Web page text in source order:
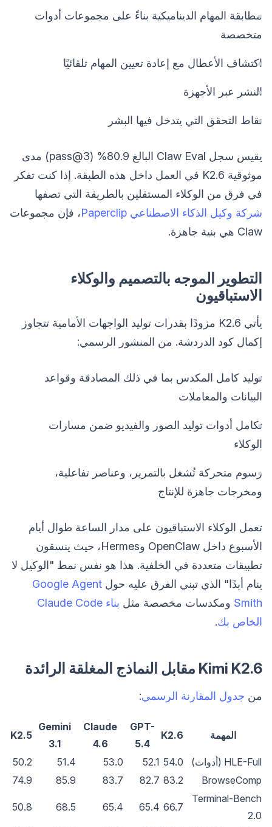
مطابقة المهام الديناميكية بناءً على مجموعات أدوات
متخصصة
اكتشاف الأعطال مع إعادة تعيين المهام تلقائيًا
النشر عبر الأجهزة
نقاط التحقق التي يتدخل فيها البشر
يقيس سجل Claw Eval البالغ 80.9% (pass@3) مدى
موثوقية K2.6 في العمل داخل هذه الطبقة. إذا كنت تفكر
في فرق من الوكلاء المستقلين بالطريقة التي تصفها
شركة وكيل الذكاء الاصطناعي Paperclip
، فإن مجموعات
Claw هي بنية جاهزة.
التطوير الموجه بالتصميم والوكلاء
الاستباقيون
يأتي K2.6 مزودًا بقدرات توليد الواجهات الأمامية تتجاوز
إكمال كود الدردشة. من المنشور الرسمي:
توليد كامل المكدس بما في ذلك المصادقة وقواعد
البيانات والمعاملات
تكامل أدوات توليد الصور والفيديو ضمن مسارات
الوكلاء
رسوم متحركة تُشغل بالتمرير، وعناصر تفاعلية،
ومخرجات جاهزة للإنتاج
تعمل الوكلاء الاستباقيون على مدار الساعة طوال أيام
الأسبوع داخل OpenClaw وHermes، حيث ينسقون
تطبيقات متعددة في الخلفية. هذا هو نفس نمط "الوكيل لا
ينام أبدًا" الذي تبني الفرق عليه حول Google Agent
Smith ومكدسات مخصصة مثل
بناء Claude Code
الخاص بك.
Kimi K2.6 مقابل النماذج المغلقة الرائدة
من جدول المقارنة الرسمي:
المهمة K2.6
GPT-
5.4
Claude
4.6
Gemini
3.1
K2.5
HLE-Full (أدوات) 54.0
52.1
53.0
51.4
50.2
BrowseComp
83.2
82.7
83.7
85.9
74.9
Terminal-Bench
2.0
66.7
65.4
65.4
68.5
50.8